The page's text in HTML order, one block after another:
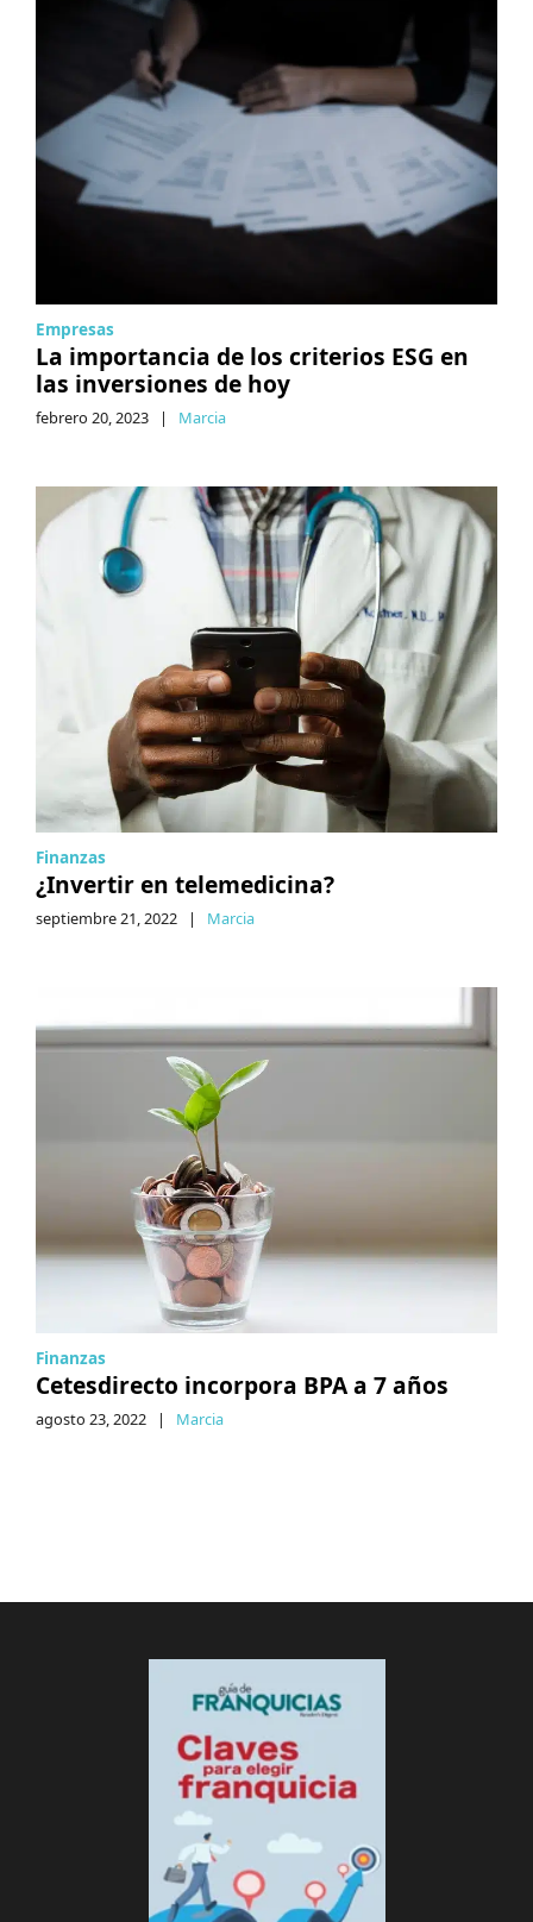
Empresas
La importancia de los criterios ESG en
las inversiones de hoy
febrero 20, 2023 | Marcia
Finanzas
¿Invertir en telemedicina?
septiembre 21, 2022 | Marcia
Finanzas
Cetesdirecto incorpora BPA a 7 años
agosto 23, 2022 | Marcia